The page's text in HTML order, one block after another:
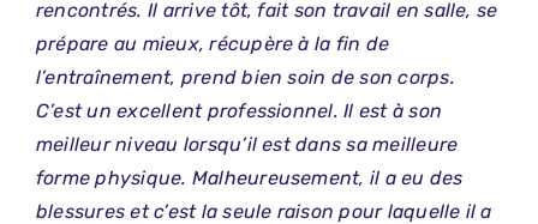
rencontrés. Il arrive tôt, fait son travail en salle, se
prépare au mieux, récupère à la fin de
l’entraînement, prend bien soin de son corps.
C’est un excellent professionnel. Il est à son
meilleur niveau lorsqu’il est dans sa meilleure
forme physique. Malheureusement, il a eu des
blessures et c’est la seule raison pour laquelle il a